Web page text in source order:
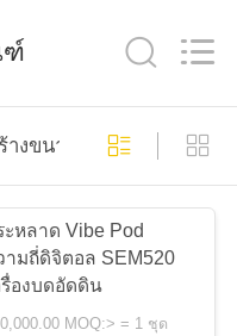
างขนาดใหญ่
ะหลาด Vibe Pod
ามถี่ดิจิตอล SEM520
รื่องบดอัดดิน
MOQ:> = 1 ชุด